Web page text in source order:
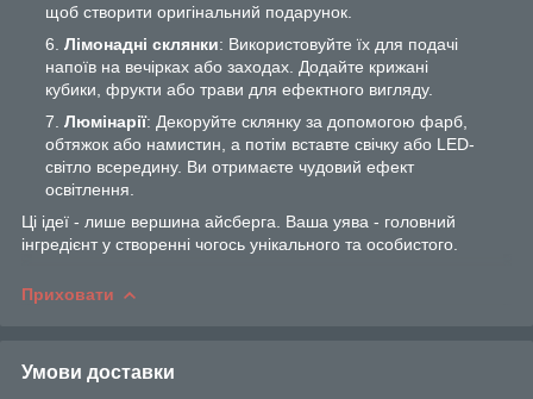
щоб створити оригінальний подарунок.
Лімонадні склянки: Використовуйте їх для подачі
напоїв на вечірках або заходах. Додайте крижані
кубики, фрукти або трави для ефектного вигляду.
Люмінарії: Декоруйте склянку за допомогою фарб,
обтяжок або намистин, а потім вставте свічку або LED-
світло всередину. Ви отримаєте чудовий ефект
освітлення.
Ці ідеї - лише вершина айсберга. Ваша уява - головний
інгредієнт у створенні чогось унікального та особистого.
Приховати
Умови доставки